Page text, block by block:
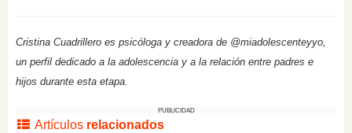
Cristina Cuadrillero es psicóloga y creadora de @miadolescenteyyo,
un perfil dedicado a la adolescencia y a la relación entre padres e
hijos durante esta etapa.
PUBLICIDAD
Artículos relacionados